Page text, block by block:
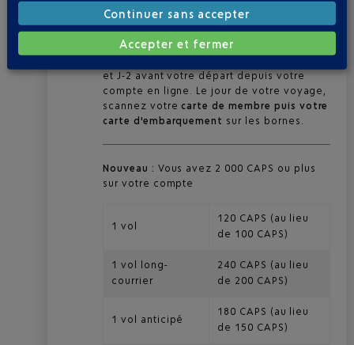
Gagnez150 CAPS pour vos vols courts et
moyens courriers et300 CAPSpour les
longs courriers, en anticipant
et J-2 avant votre départ depuis votre
compte en ligne. Le jour de votre voyage,
scannez votrecarte de membre puis votre
carte d'embarquement sur les bornes.
Nouveau : Vous avez 2 000 CAPS ou plus
sur votre compte
1 vol
120 CAPS (au lieu
de 100 CAPS)
1 vol long-
courrier
240 CAPS (au lieu
de 200 CAPS)
1 vol anticipé
180 CAPS (au lieu
de 150 CAPS)
Continuer sans accepter
Accepter et fermer